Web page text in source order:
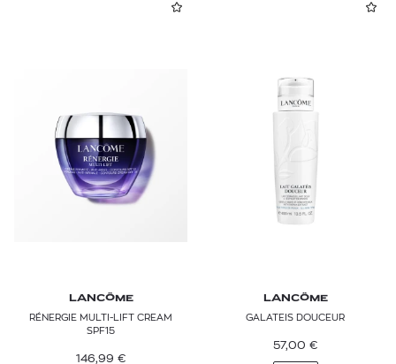
LANCÔME
RÉNERGIE MULTI-LIFT CREAM
SPF15
146,99 €
LANCÔME
GALATEIS DOUCEUR
57,00 €